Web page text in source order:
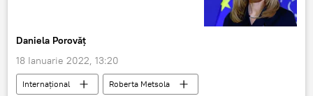
Daniela Porovăț
18 Ianuarie 2022, 13:20
Internaţional Roberta Metsola